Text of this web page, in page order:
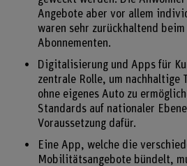
Angebote aber vor allem
waren sehr zurückhaltend
Abonnementen.
Digitalisierung und Apps für
zentrale Rolle, um nachhaltige
ohne eigenes Auto zu
Standards auf nationaler
Voraussetzung dafür.
Eine App, welche die
Mobilitätsangebote bündelt,